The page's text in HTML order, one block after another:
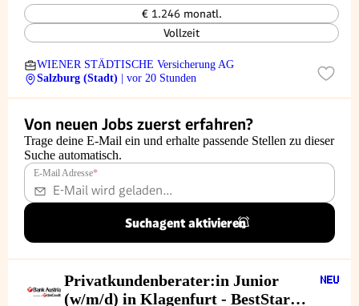
€ 1.246 monatl.
Vollzeit
WIENER STÄDTISCHE Versicherung AG
Salzburg (Stadt)
| vor 20 Stunden
Von neuen Jobs zuerst erfahren?
Trage deine E-Mail ein und erhalte passende Stellen zu dieser
Suche automatisch.
E-Mail Adresse*
Suchagent aktivieren
Privatkundenberater:in Junior
(w/m/d) in Klagenfurt - BestStart-